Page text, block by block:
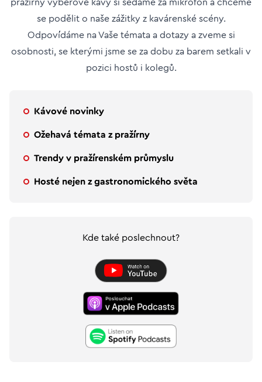
pražírny výběrové kávy si sedáme za mikrofon a chceme
se podělit o naše zážitky z kavárenské scény.
Odpovídáme na Vaše témata a dotazy a zveme si
osobnosti, se kterými jsme se za dobu za barem setkali v
pozici hostů i kolegů.
Kávové novinky
Ožehavá témata z pražírny
Trendy v pražírenském průmyslu
Hosté nejen z gastronomického světa
Kde také poslechnout?